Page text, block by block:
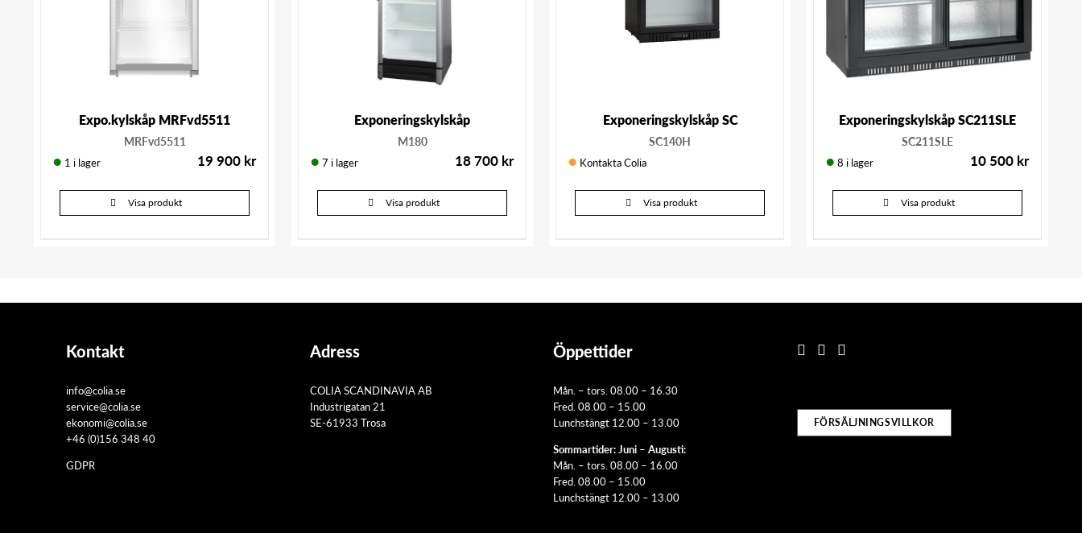
Expo.kylskåp MRFvd5511
MRFvd5511
1 i lager 19 900 kr
Visa produkt
Exponeringskylskåp
M180
7 i lager 18 700 kr
Visa produkt
Exponeringskylskåp SC
SC140H
Kontakta Colia
Visa produkt
Exponeringskylskåp SC211SLE
SC211SLE
8 i lager 10 500 kr
Visa produkt
Kontakt
info@colia.se
service@colia.se
ekonomi@colia.se
+46 (0)156 348 40
GDPR
Adress
COLIA SCANDINAVIA AB
Industrigatan 21
SE-61933 Trosa
Öppettider
Mån. – tors. 08.00 – 16.30
Fred. 08.00 – 15.00
Lunchstängt 12.00 – 13.00
Sommartider: Juni – Augusti:
Mån. – tors. 08.00 – 16.00
Fred. 08.00 – 15.00
Lunchstängt 12.00 – 13.00
FÖRSÄLJNINGSVILLKOR